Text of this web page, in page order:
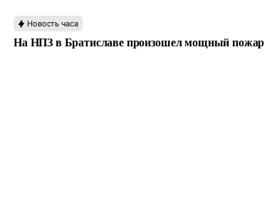
Новость часа
На НПЗ в Братиславе произошел мощный пожар